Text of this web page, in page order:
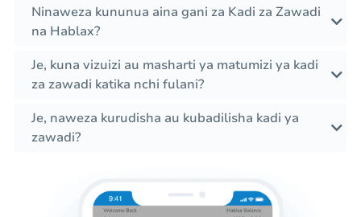
Ninaweza kununua aina gani za Kadi za Zawadi
na Hablax?
Je, kuna vizuizi au masharti ya matumizi ya kadi
za zawadi katika nchi fulani?
Je, naweza kurudisha au kubadilisha kadi ya
zawadi?